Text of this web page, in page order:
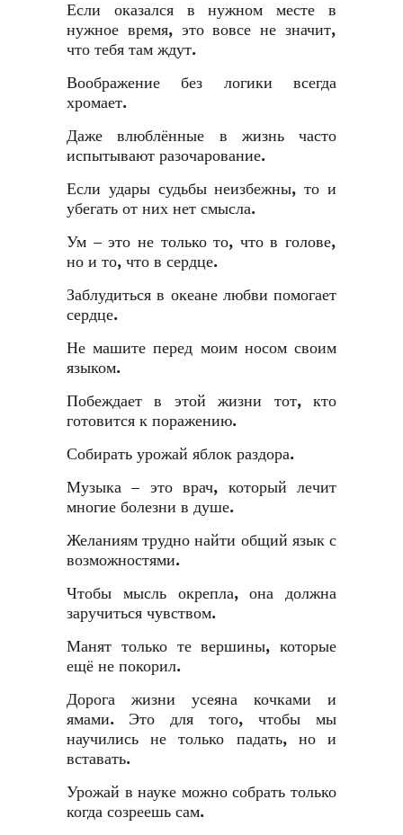
Если оказался в нужном месте в
нужное время, это вовсе не значит,
что тебя там ждут.
Воображение без логики всегда
хромает.
Даже влюблённые в жизнь часто
испытывают разочарование.
Если удары судьбы неизбежны, то и
убегать от них нет смысла.
Ум – это не только то, что в голове,
но и то, что в сердце.
Заблудиться в океане любви помогает
сердце.
Не машите перед моим носом своим
языком.
Побеждает в этой жизни тот, кто
готовится к поражению.
Собирать урожай яблок раздора.
Музыка – это врач, который лечит
многие болезни в душе.
Желаниям трудно найти общий язык с
возможностями.
Чтобы мысль окрепла, она должна
заручиться чувством.
Манят только те вершины, которые
ещё не покорил.
Дорога жизни усеяна кочками и
ямами. Это для того, чтобы мы
научились не только падать, но и
вставать.
Урожай в науке можно собрать только
когда созреешь сам.